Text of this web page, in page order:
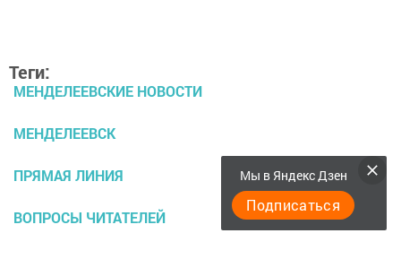
Теги:
МЕНДЕЛЕЕВСКИЕ НОВОСТИ
МЕНДЕЛЕЕВСК
ПРЯМАЯ ЛИНИЯ
ВОПРОСЫ ЧИТАТЕЛЕЙ
Мы в Яндекс Дзен
Подписаться